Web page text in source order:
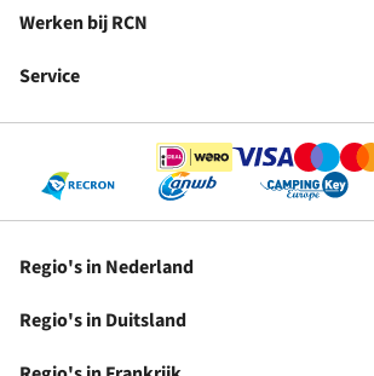
Werken bij RCN
Service
Regio's in Nederland
Regio's in Duitsland